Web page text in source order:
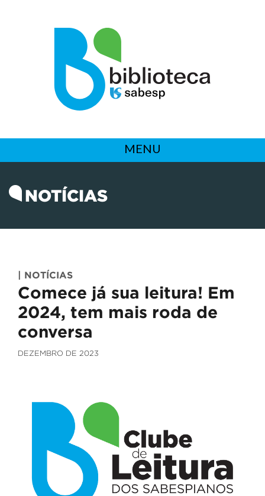
MENU
NOTÍCIAS
| NOTÍCIAS
Comece já sua leitura! Em
2024, tem mais roda de
conversa
DEZEMBRO DE 2023